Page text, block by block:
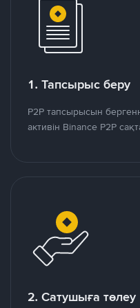
1. Тапсырыс беру
P2P тапсырысын
активін Binance P2P
2. Сатушыға төлеу